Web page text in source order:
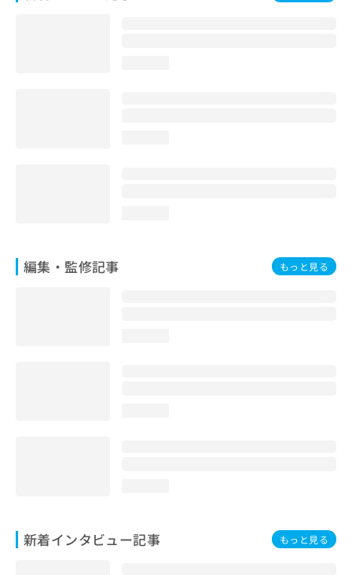
編集・監修記事 もっと見る
新着インタビュー記事 もっと見る